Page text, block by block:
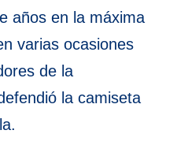
años en la máxima
varias ocasiones
de la
la camiseta